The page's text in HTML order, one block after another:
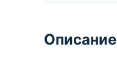
Описание